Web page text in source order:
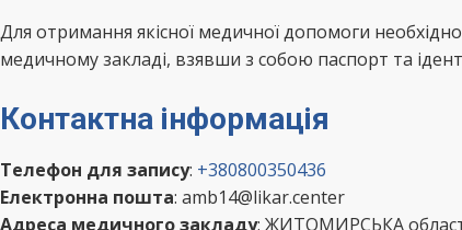
Для отримання якісної медичної допомоги
медичному закладі, взявши з собою паспорт та
Контактна інформація
Телефон для запису: +380800350436
Електронна пошта: amb14@likar.center
Адреса медичного закладу: ЖИТОМИРСЬКА